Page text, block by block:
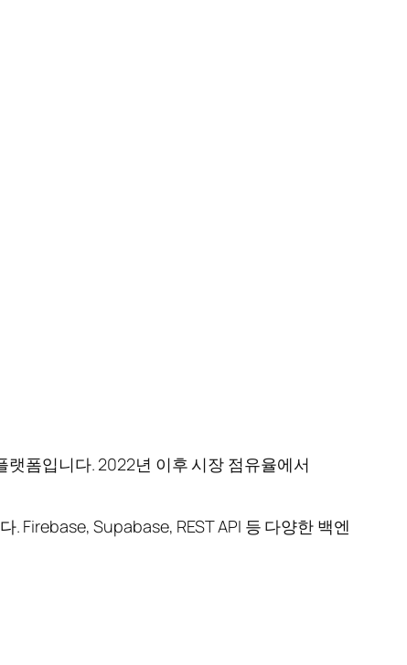
랫폼입니다. 2022년 이후 시장 점유율에서
Firebase, Supabase, REST API 등 다양한 백엔